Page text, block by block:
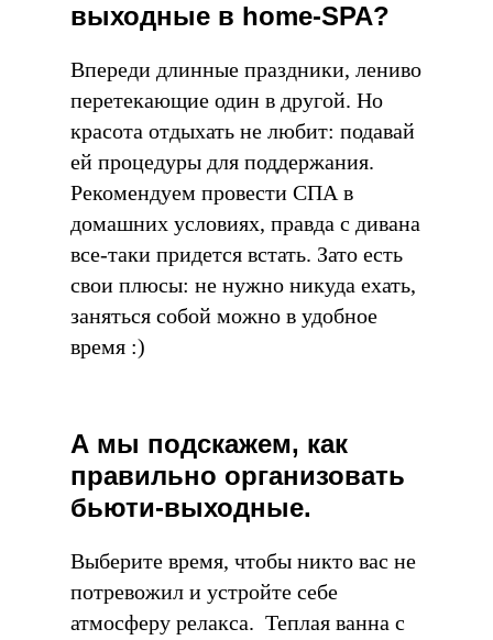
выходные в home-SPA?
Впереди длинные праздники, лениво
перетекающие один в другой. Но
красота отдыхать не любит: подавай
ей процедуры для поддержания.
Рекомендуем провести СПА в
домашних условиях, правда с дивана
все-таки придется встать. Зато есть
свои плюсы: не нужно никуда ехать,
заняться собой можно в удобное
время :)
А мы подскажем, как
правильно организовать
бьюти-выходные.
Выберите время, чтобы никто вас не
потревожил и устройте себе
атмосферу релакса. Теплая ванна с